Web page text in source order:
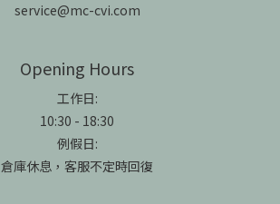
service@mc-cvi.com
Opening Hours
工作日:
10:30 - 18:30
例假日:
倉庫休息，客服不定時回復